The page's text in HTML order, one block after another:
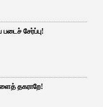
சேர்ப்பு!
தகராறே!